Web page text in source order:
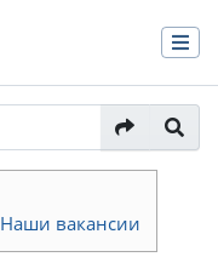
Наши вакансии